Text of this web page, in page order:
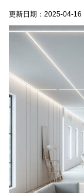
更新日期： 2025-04-16